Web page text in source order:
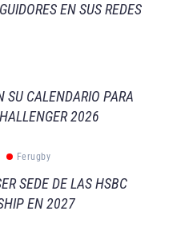
EN SUS REDES
SU CALENDARIO PARA
2026
Ferugby
SEDE DE LAS HSBC
EN 2027